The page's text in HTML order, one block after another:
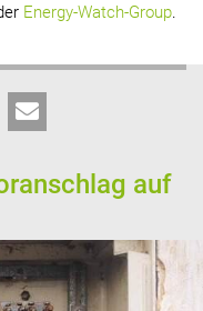
Energy-Watch-Group.
auf